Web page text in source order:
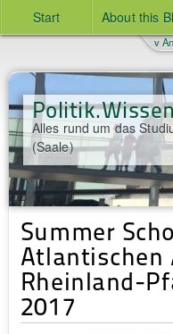
Start About this
Alles rund um das
(Saale)
v
Summer
Atlantischen
Rheinland-
2017